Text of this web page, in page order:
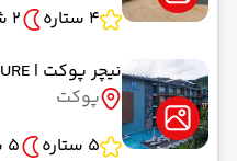
4 ستاره
2 شب
نیچر پوکت | THE NATURE
پوکت
5 ستاره
5 شب